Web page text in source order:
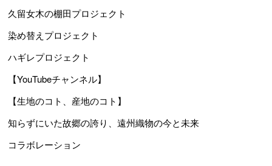
久留女木の棚田プロジェクト
染め替えプロジェクト
ハギレプロジェクト
【YouTubeチャンネル】
【生地のコト、産地のコト】
知らずにいた故郷の誇り、遠州織物の今と未来
コラボレーション